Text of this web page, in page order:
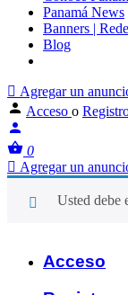
Panamá News
Banners |
Blog
Agregar un
Acceso o
0
Agregar un
Usted debe
Acceso